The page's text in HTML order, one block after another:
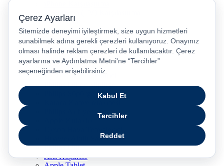
Televizyon (TV) Karşılaştırma
Telefon Sat
Popüler Marka Kategoriler
Samsung Telefonlar
JBL Kulaklık
Philips Kahve Makinesi
Samsung Tablet
Dyson Saç Düzleştirici
Philips Dikey Süpürge
Huawei Akıllı Saat
Philips Ütü
JBL Hoparlör